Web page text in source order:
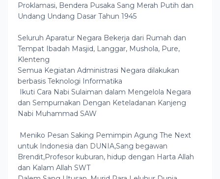
Proklamasi, Bendera Pusaka Sang Merah Putih dan
Undang Undang Dasar Tahun 1945
Seluruh Aparatur Negara Bekerja dari Rumah dan
Tempat Ibadah Masjid, Langgar, Mushola, Pure,
Klenteng
Semua Kegiatan Administrasi Negara dilakukan
berbasis Teknologi Informatika
Ikuti Cara Nabi Sulaiman dalam Mengelola Negara
dan Sempurnakan Dengan Keteladanan Kanjeng
Nabi Muhammad SAW
Meniko Pesan Saking Pemimpin Agung The Next
untuk Indonesia dan DUNIA,Sang begawan
Brendit,Profesor kuburan, hidup dengan Harta Allah
dan Kalam Allah SWT